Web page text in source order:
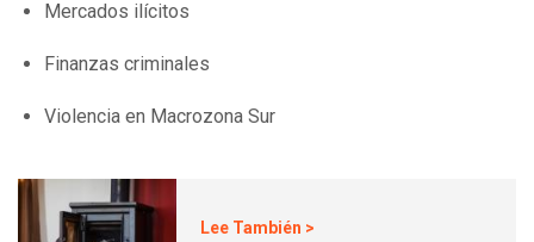
Mercados ilícitos
Finanzas criminales
Violencia en Macrozona Sur
Lee También >